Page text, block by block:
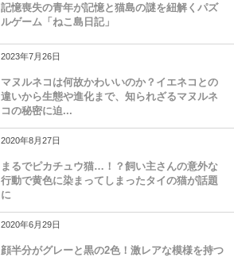
記憶喪失の青年が記憶と猫島の謎を紐解くパズ
ルゲーム「ねこ島日記」
2023年7月26日
マヌルネコは何故かわいいのか？イエネコとの
違いから生態や進化まで、知られざるマヌルネ
コの秘密に迫...
2020年8月27日
まるでピカチュウ猫…！？飼い主さんの意外な
行動で黄色に染まってしまったタイの猫が話題
に
2020年6月29日
顔半分がグレーと黒の2色！激レアな模様を持つ